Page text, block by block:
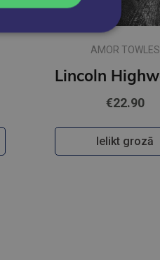
AMOR TOWLES
€22.90
Ielikt grozā